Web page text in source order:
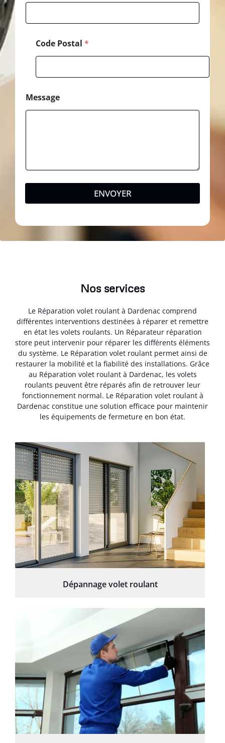
Code Postal *
Message
ENVOYER
Nos services
Le Réparation volet roulant à Dardenac comprend
différentes interventions destinées à réparer et remettre
en état les volets roulants. Un Réparateur réparation
store peut intervenir pour réparer les différents éléments
du système. Le Réparation volet roulant permet ainsi de
restaurer la mobilité et la fiabilité des installations. Grâce
au Réparation volet roulant à Dardenac, les volets
roulants peuvent être réparés afin de retrouver leur
fonctionnement normal. Le Réparation volet roulant à
Dardenac constitue une solution efficace pour maintenir
les équipements de fermeture en bon état.
Dépannage volet roulant